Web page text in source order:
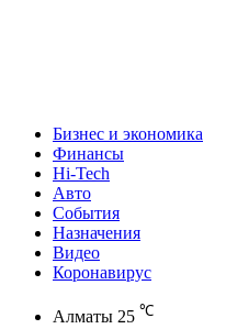
Бизнес и экономика
Финансы
Hi-Tech
Авто
События
Назначения
Видео
Коронавирус
Алматы 25 ℃